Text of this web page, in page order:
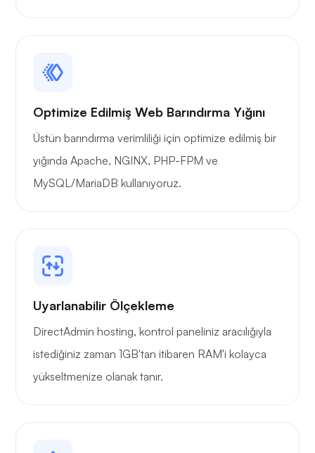
Optimize Edilmiş Web Barındırma Yığını
Üstün barındırma verimliliği için optimize edilmiş bir
yığında Apache, NGINX, PHP-FPM ve
MySQL/MariaDB kullanıyoruz.
Uyarlanabilir Ölçekleme
DirectAdmin hosting, kontrol paneliniz aracılığıyla
istediğiniz zaman 1GB'tan itibaren RAM'i kolayca
yükseltmenize olanak tanır.